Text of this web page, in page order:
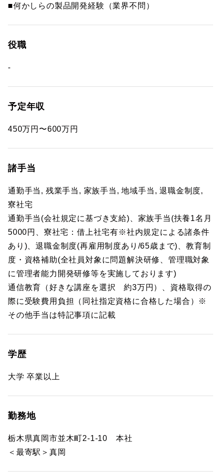
■何かしらの製品開発経験（業界不問）
役職
-
予定年収
450万円〜600万円
諸手当
通勤手当, 残業手当, 家族手当, 地域手当, 退職金制度,
寮社宅
通勤手当(会社規定に基づき支給)、家族手当(扶養1名月
5000円、寮社宅：借上社宅有※社内規定による諸条件
あり)、退職金制度(再雇用制度あり/65歳まで)、教育制
度・資格補助(全社員対象に問題解決研修、管理職対象
に管理者能力開発研修等を実施しております)
通信教育（好きな講座を選択 約3万円）、資格取得の
際に受験費用負担（同社指定資格に合格した場合）※
その他手当は特記事項に記載
学歴
大学 卒業以上
勤務地
栃木県真岡市並木町2-1-10 本社
＜最寄駅＞真岡